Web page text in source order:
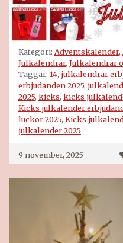
Kategori: Adventskalender,
Julkalendrar, Julkalendrar
Taggar: 14, julkalendrar
erbjudanden 2025,
2025, kicks, kicks
Kicks julkalender
luckor 2025, Kicks
julkalender 2025
9 november, 2025